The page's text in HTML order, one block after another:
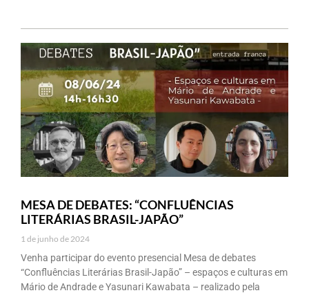
MESA DE DEBATES: “CONFLUÊNCIAS
LITERÁRIAS BRASIL-JAPÃO”
1 de junho de 2024
Venha participar do evento presencial Mesa de debates
“Confluências Literárias Brasil-Japão” – espaços e culturas em
Mário de Andrade e Yasunari Kawabata – realizado pela